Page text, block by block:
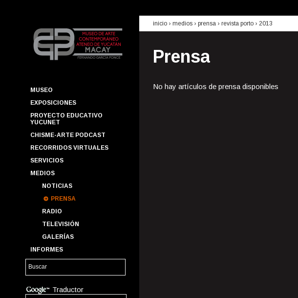
MUSEO
EXPOSICIONES
PROYECTO EDUCATIVO
YUCUNET
CHISME-ARTE PODCAST
RECORRIDOS VIRTUALES
SERVICIOS
MEDIOS
NOTICIAS
PRENSA
RADIO
TELEVISIÓN
GALERÍAS
INFORMES
Traductor
inicio › medios › prensa › revista porto › 2013
Prensa
No hay artículos de prensa disponibles